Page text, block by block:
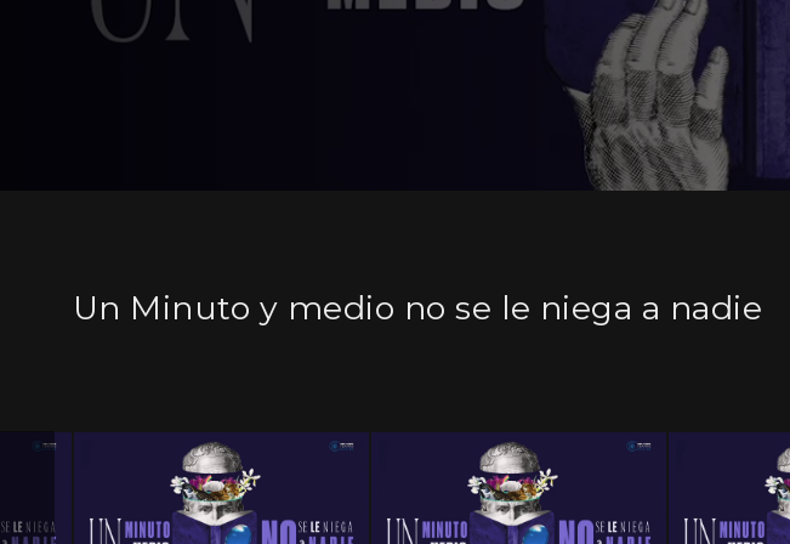
Un Minuto y medio no se le niega a nadie